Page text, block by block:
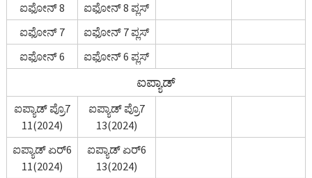
ಐಫೋನ್ 8
ಐಫೋನ್ 8 ಪ್ಲಸ್
ಐಫೋನ್ 7
ಐಫೋನ್ 7 ಪ್ಲಸ್
ಐಫೋನ್ 6
ಐಫೋನ್ 6 ಪ್ಲಸ್
ಐಪ್ಯಾಡ್
ಐಪ್ಯಾಡ್ ಪ್ರೊ7
11(2024)
ಐಪ್ಯಾಡ್ ಪ್ರೊ7
13(2024)
ಐಪ್ಯಾಡ್ ಏರ್6
11(2024)
ಐಪ್ಯಾಡ್ ಏರ್6
13(2024)